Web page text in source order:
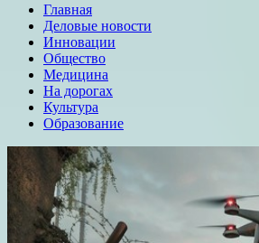
Главная
Деловые новости
Инновации
Общество
Медицина
На дорогах
Культура
Образование